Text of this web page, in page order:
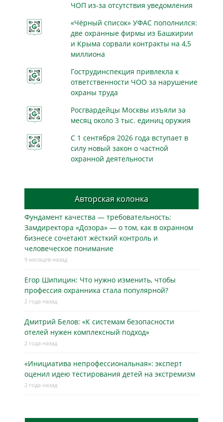
ЧОП из-за отсутствия уведомления
«Чёрный список» УФАС пополнился:
две охранные фирмы из Башкирии
и Крыма сорвали контракты на 4,5
миллиона
Гострудинспекция привлекла к
ответственности ЧОО за нарушение
охраны труда
Росгвардейцы Москвы изъяли за
месяц около 3 тыс. единиц оружия
С 1 сентября 2026 года вступает в
силу новый закон о частной
охранной деятельности
Авторская колонка
Фундамент качества — требовательность:
Замдиректора «Дозора» — о том, как в охранном
бизнесe сочетают жёсткий контроль и
человеческое понимание
9 месяцев назад
Егор Шипицин: Что нужно изменить, чтобы
профессия охранника стала популярной?
2 года назад
Дмитрий Белов: «К системам безопасности
отелей нужен комплексный подход»
2 года назад
«Инициатива непрофессиональная»: эксперт
оценил идею тестирования детей на экстремизм
2 года назад